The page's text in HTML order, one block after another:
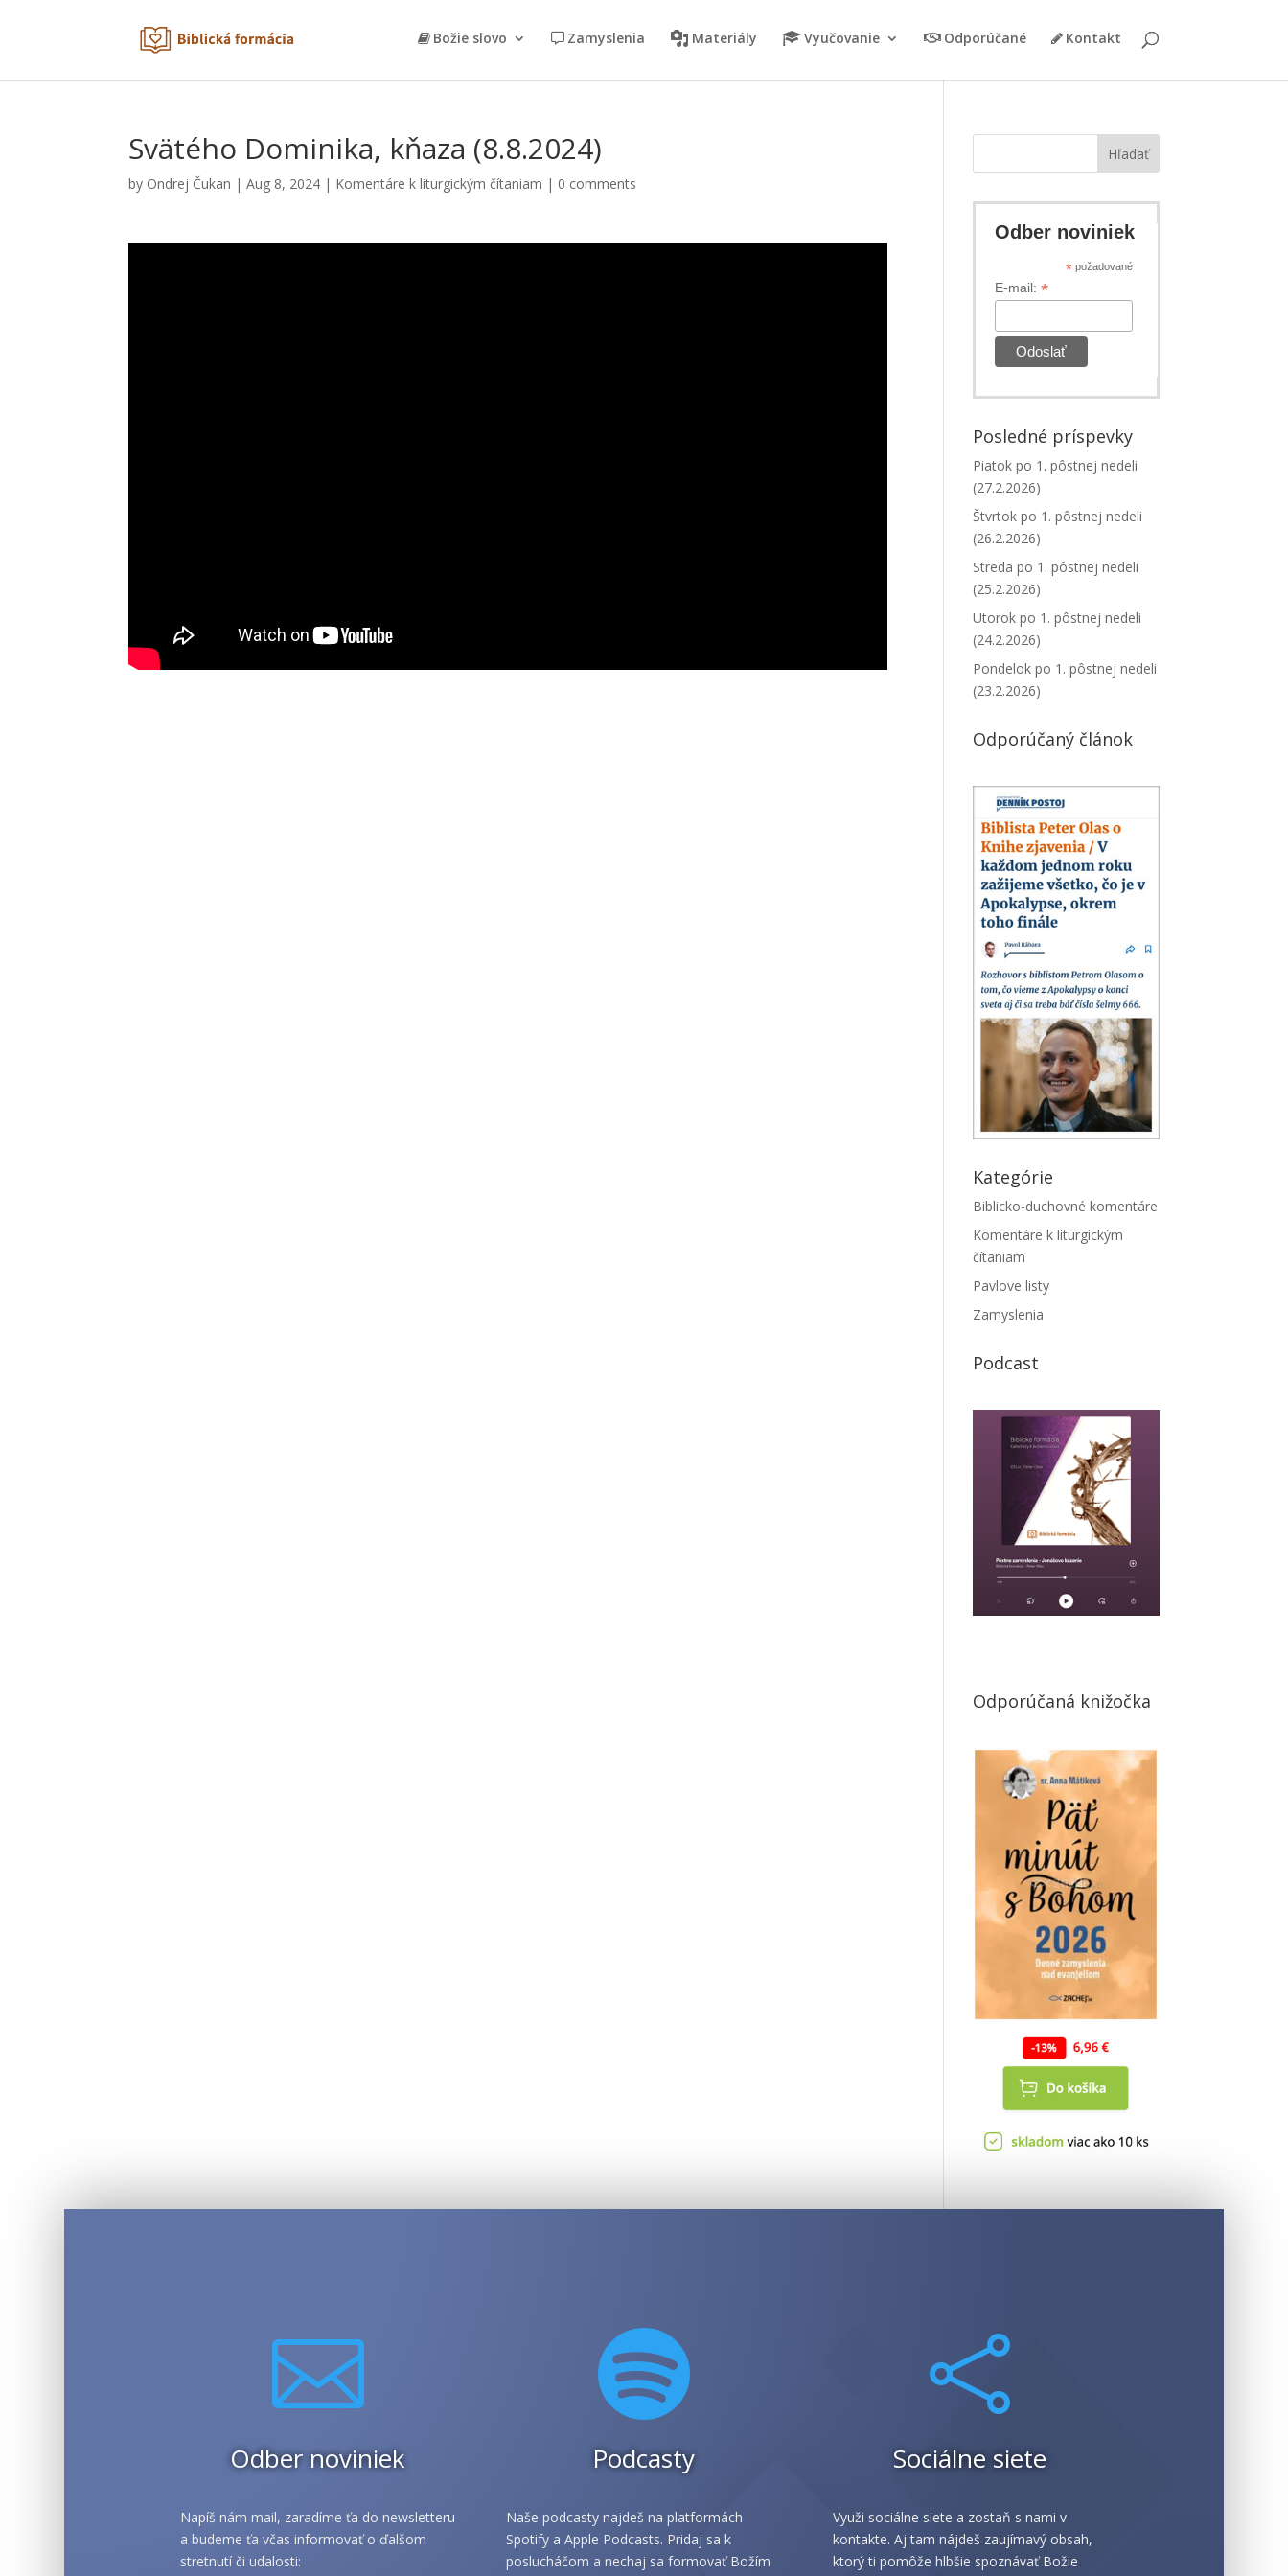
Božie slovo Zamyslenia Materiály Vyučovanie Odporúčané Kontakt
Svätého Dominika, kňaza (8.8.2024)
by Ondrej Čukan |Aug 8, 2024 | Komentáre k liturgickým čítaniam | 0 comments
Hľadať
Odber noviniek
* požadované
E-mail:*
Posledné príspevky
Piatok po 1. pôstnej nedeli
(27.2.2026)
Štvrtok po 1. pôstnej nedeli
(26.2.2026)
Streda po 1. pôstnej nedeli
(25.2.2026)
Utorok po 1. pôstnej nedeli
(24.2.2026)
Pondelok po 1. pôstnej nedeli
(23.2.2026)
Odporúčaný článok
Kategórie
Biblicko-duchovné komentáre
Komentáre k liturgickým
čítaniam
Pavlove listy
Zamyslenia
Podcast
Odporúčaná knižočka

Odber noviniek
Napíš nám mail, zaradíme ťa do newsletteru
a budeme ťa včas informovať o ďalšom
stretnutí či udalosti:

Podcasty
Naše podcasty najdeš na platformách
Spotify a Apple Podcasts. Pridaj sa k
poslucháčom a nechaj sa formovať Božím

Sociálne siete
Využi sociálne siete a zostaň s nami v
kontakte. Aj tam nájdeš zaujímavý obsah,
ktorý ti pomôže hlbšie spoznávať Božie